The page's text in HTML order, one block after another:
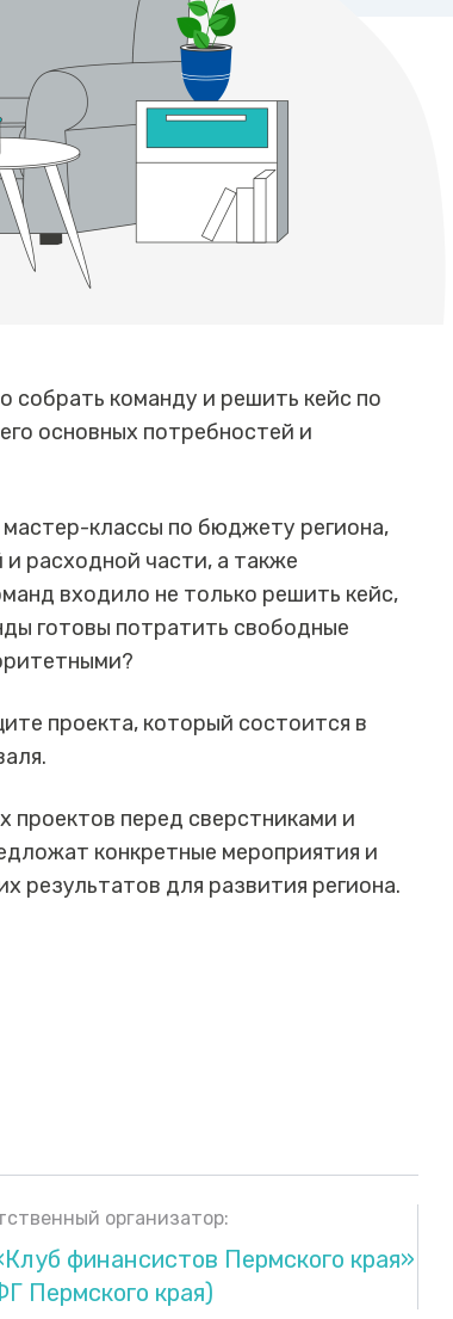
команду и решить кейс по
основных потребностей и
классы по бюджету региона,
расходной части, а также
входило не только решить кейс,
готовы потратить свободные
проекта, который состоится в
проектов перед сверстниками и
конкретные мероприятия и
результатов для развития региона.
организатор:
финансистов Пермского края»
Пермского края)